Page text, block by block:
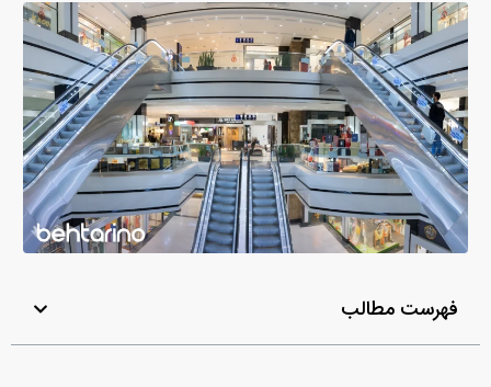
فهرست مطالب